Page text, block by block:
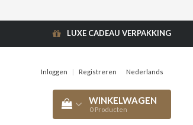
LUXE CADEAU VERPAKKING
Inloggen | Registreren Nederlands
WINKELWAGEN
0 Producten